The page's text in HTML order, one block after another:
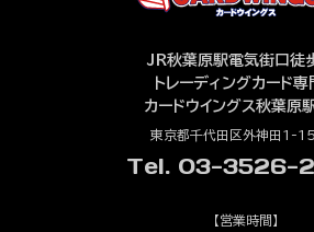
JR秋葉原駅電気街口徒
トレーディングカード専
カードウイングス秋葉原
東京都千代田区外神田1-
Tel. 03-3526-
【営業時間】